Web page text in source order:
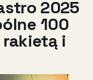
2025
100
rakietą i